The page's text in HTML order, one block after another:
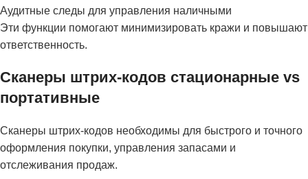
Аудитные следы для управления наличными
Эти функции помогают минимизировать кражи и повышают
ответственность.
Сканеры штрих-кодов стационарные vs
портативные
Сканеры штрих-кодов необходимы для быстрого и точного
оформления покупки, управления запасами и
отслеживания продаж.